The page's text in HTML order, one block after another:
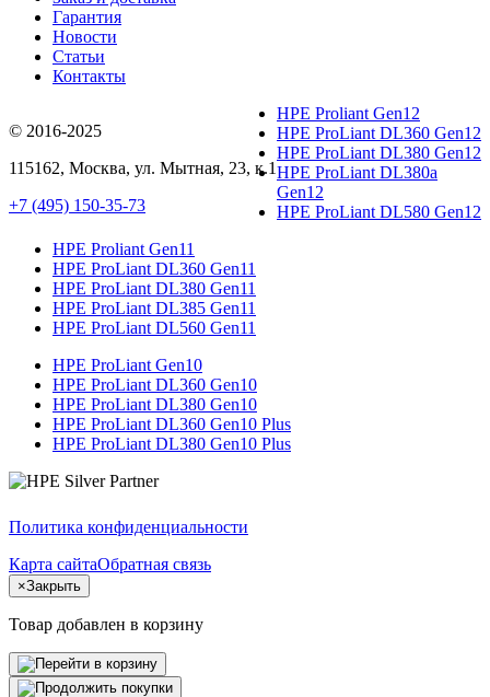
Гарантия
Новости
Статьи
Контакты
© 2016-2025
115162, Москва, ул. Мытная, 23, к.1
+7 (495) 150-35-73
HPE Proliant Gen12
HPE ProLiant DL360 Gen12
HPE ProLiant DL380 Gen12
HPE ProLiant DL380a
Gen12
HPE ProLiant DL580 Gen12
HPE Proliant Gen11
HPE ProLiant DL360 Gen11
HPE ProLiant DL380 Gen11
HPE ProLiant DL385 Gen11
HPE ProLiant DL560 Gen11
HPE ProLiant Gen10
HPE ProLiant DL360 Gen10
HPE ProLiant DL380 Gen10
HPE ProLiant DL360 Gen10 Plus
HPE ProLiant DL380 Gen10 Plus
Политика конфиденциальности
Карта сайтаОбратная связь
×Закрыть
Товар добавлен в корзину